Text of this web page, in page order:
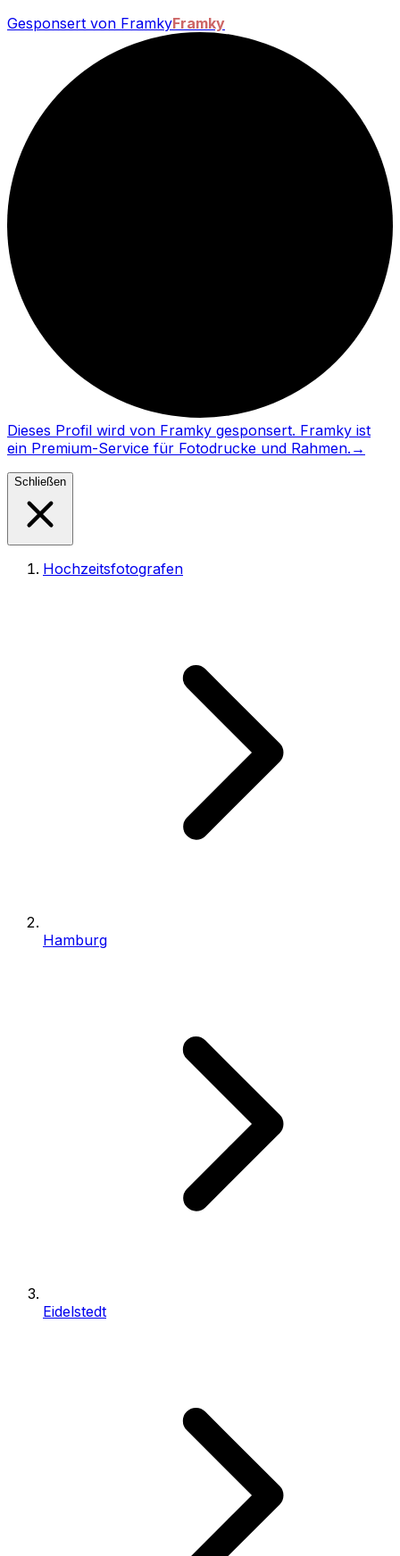
Gesponsert von FramkyFramky
Dieses Profil wird von Framky gesponsert. Framky ist
ein Premium-Service für Fotodrucke und Rahmen. →
Schließen
Hochzeitsfotografen
Hamburg
Eidelstedt